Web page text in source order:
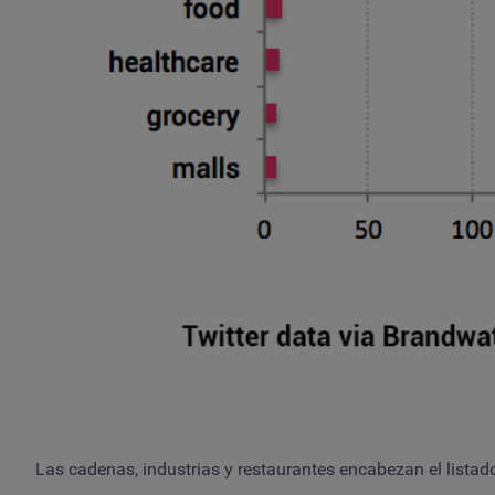
Las cadenas, industrias y restaurantes encabezan el